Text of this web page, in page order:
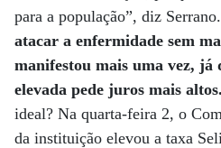
para a população”, diz Serrano.
atacar a enfermidade sem
manifestou mais uma vez, já
elevada pede juros mais altos.
ideal? Na quarta-feira 2, o
da instituição elevou a taxa